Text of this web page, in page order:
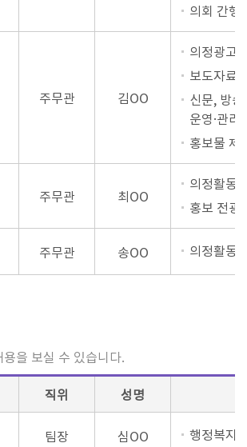
의회 간행
주무관 김OO
의정광고
보도자료
신문, 방
운영·관리
홍보물 제
주무관 최OO
의정활동
홍보 전광
주무관 송OO 의정활동
을 보실 수 있습니다.
직위 성명
팀장 심OO 행정복지